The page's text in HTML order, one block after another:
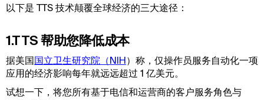
以下是 TTS 技术颠覆全球经济的三大途径：
1.TTS 帮助您降低成本
据美国国立卫生研究院（NIH）称，仅操作员服务自动化一项
应用的经济影响每年就远远超过 1 亿美元。
试想一下，将您所有基于电信和运营商的客户服务角色与